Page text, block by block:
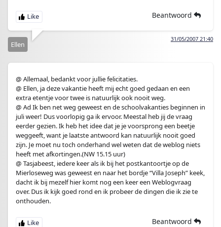
Beantwoord
31/05/2007 21:40
Ellen
@ Allemaal, bedankt voor jullie felicitaties.
@ Ellen, ja deze vakantie heeft mij echt goed gedaan en een
extra etentje voor twee is natuurlijk ook nooit weg.
@ Ad Ik ben net weg geweest en de schoolvakanties beginnen in
juli weer! Dus voorlopig ga ik ervoor. Meestal heb jij de vraag
eerder gezien. Ik heb het idee dat je je voorsprong een beetje
weggeeft, want je laatste antwoord kan natuurlijk nooit goed
zijn. Je moet nu toch onderhand wel weten dat de weblog niets
heeft met afkortingen.(NW 15.15 uur)
@ Tasjabeest, iedere keer als ik bij het postkantoortje op de
Mierloseweg was geweest en naar het bordje “Villa Joseph” keek,
dacht ik bij mezelf hier komt nog een keer een Weblogvraag
over. Dus ik kijk goed rond en ik probeer de dingen die ik zie te
onthouden.
Beantwoord